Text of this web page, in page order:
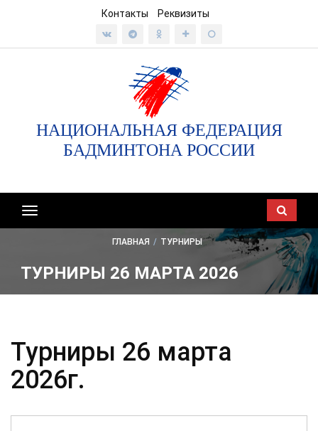
Контакты Реквизиты
НАЦИОНАЛЬНАЯ ФЕДЕРАЦИЯ
БАДМИНТОНА РОССИИ
Показать/
скрыть
ГЛАВНАЯ / ТУРНИРЫ
ТУРНИРЫ 26 МАРТА 2026
Турниры 26 марта
2026г.